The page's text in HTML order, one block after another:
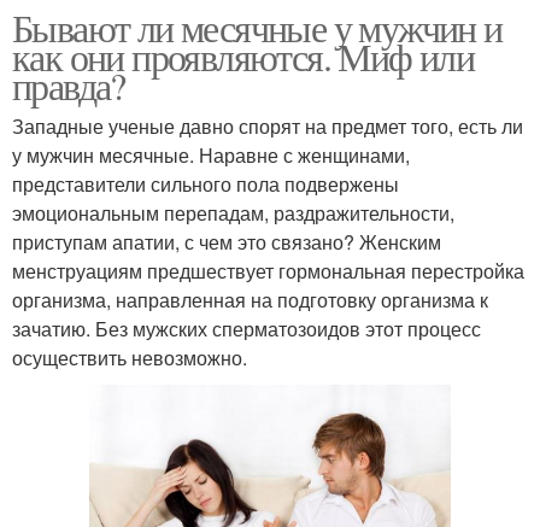
Бывают ли месячные у мужчин и
как они проявляются. Миф или
правда?
Западные ученые давно спорят на предмет того, есть ли
у мужчин месячные. Наравне с женщинами,
представители сильного пола подвержены
эмоциональным перепадам, раздражительности,
приступам апатии, с чем это связано? Женским
менструациям предшествует гормональная перестройка
организма, направленная на подготовку организма к
зачатию. Без мужских сперматозоидов этот процесс
осуществить невозможно.